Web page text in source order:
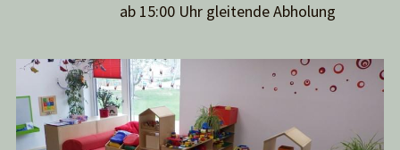
ELTERNBEIRAT
GRUPPEN
KONZEPT
GALERIE
STAY INFORMED - APP
ANMELDUNG
GEBÜHREN
DOWNLOADS
DATENSCHUTZ
                             ab 15:00 Uhr gleitende Abholung